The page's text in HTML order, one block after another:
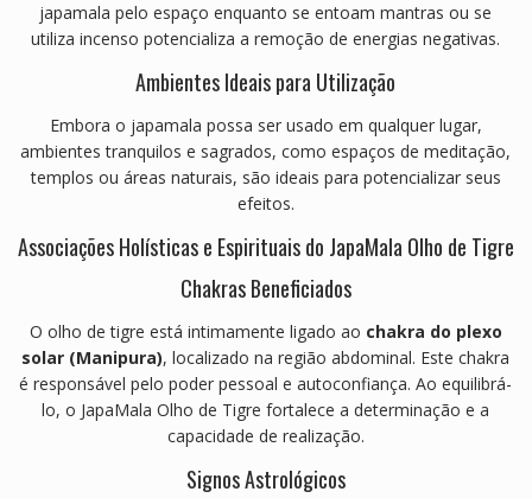
japamala pelo espaço enquanto se entoam mantras ou se
utiliza incenso potencializa a remoção de energias negativas.
Ambientes Ideais para Utilização
Embora o japamala possa ser usado em qualquer lugar,
ambientes tranquilos e sagrados, como espaços de meditação,
templos ou áreas naturais, são ideais para potencializar seus
efeitos.
Associações Holísticas e Espirituais do JapaMala Olho de Tigre
Chakras Beneficiados
O olho de tigre está intimamente ligado ao chakra do plexo
solar (Manipura), localizado na região abdominal. Este chakra
é responsável pelo poder pessoal e autoconfiança. Ao equilibrá-
lo, o JapaMala Olho de Tigre fortalece a determinação e a
capacidade de realização.
Signos Astrológicos